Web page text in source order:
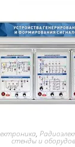
,
стенды и